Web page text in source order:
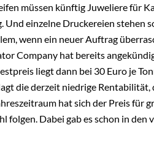
müssen künftig Juweliere für
Und einzelne Druckereien stehen
wenn ein neuer Auftrag
Company hat bereits
liegt dann bei 30 Euro je
die derzeit niedrige Rentabilität,
hat sich der Preis für
folgen. Dabei gab es schon in den